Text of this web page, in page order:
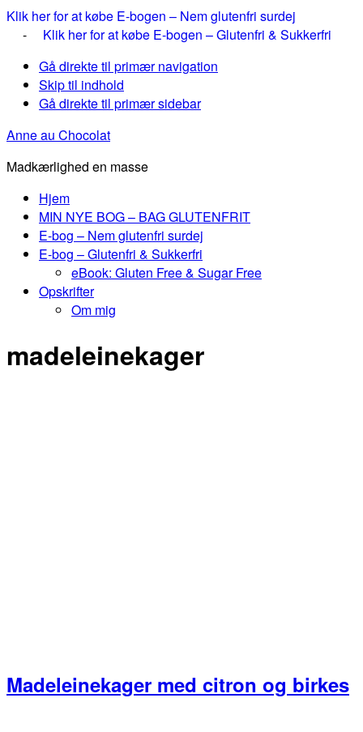
Klik her for at købe E-bogen – Nem glutenfri surdej
- Klik her for at købe E-bogen – Glutenfri & Sukkerfri
Gå direkte til primær navigation
Skip til indhold
Gå direkte til primær sidebar
Anne au Chocolat
Madkærlighed en masse
Hjem
MIN NYE BOG – BAG GLUTENFRIT
E-bog – Nem glutenfri surdej
E-bog – Glutenfri & Sukkerfri
eBook: Gluten Free & Sugar Free
Opskrifter
Om mig
madeleinekager
Madeleinekager med citron og birkes